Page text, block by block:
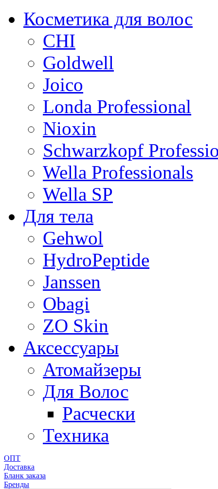
Косметика для волос
CHI
Goldwell
Joico
Londa Professional
Nioxin
Schwarzkopf
Wella Professionals
Wella SP
Для тела
Gehwol
HydroPeptide
Janssen
Obagi
ZO Skin
Aксессуары
Атомайзеры
Для Волос
Расчески
Техника
ОПТ
Доставка
Бланк заказа
Бренды